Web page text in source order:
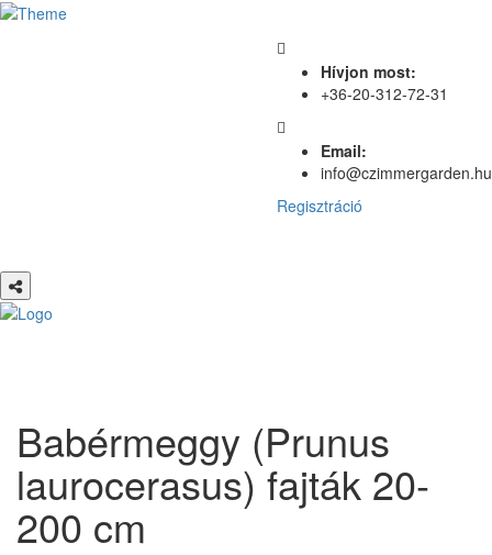
Hívjon most:
+36-20-312-72-31
Email:
info@czimmergarden.hu
Regisztráció
Babérmeggy (Prunus
laurocerasus) fajták 20-
200 cm